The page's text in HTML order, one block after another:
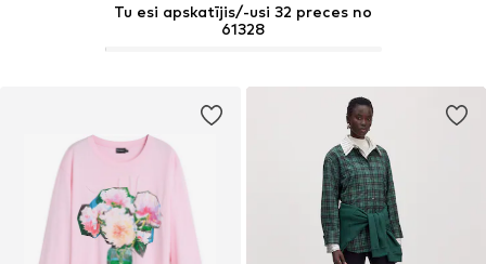
Tu esi apskatījis/-usi 32 preces no
61328